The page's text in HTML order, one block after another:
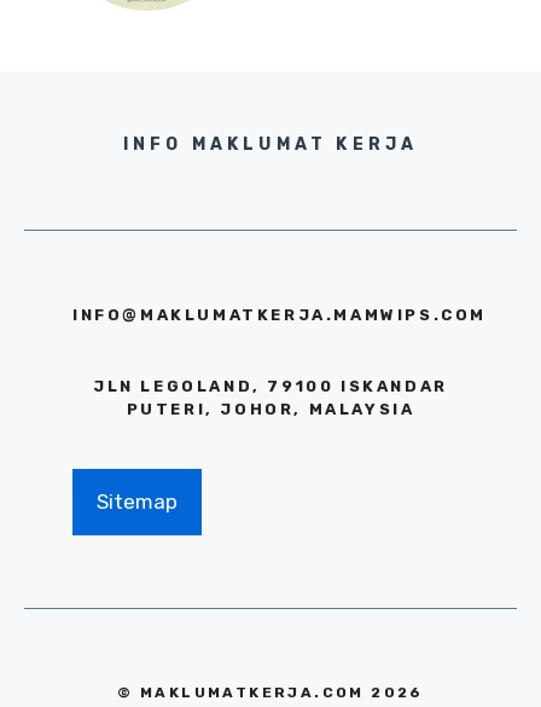
INFO MAKLUMAT KERJA
INFO@MAKLUMATKERJA.MAMWIPS.COM
JLN LEGOLAND, 79100 ISKANDAR
PUTERI, JOHOR, MALAYSIA
Sitemap
© MAKLUMATKERJA.COM 2026